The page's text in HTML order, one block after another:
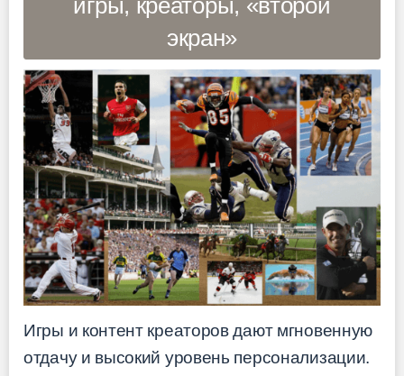
экран»
Игры и контент креаторов дают мгновенную
отдачу и высокий уровень персонализации.